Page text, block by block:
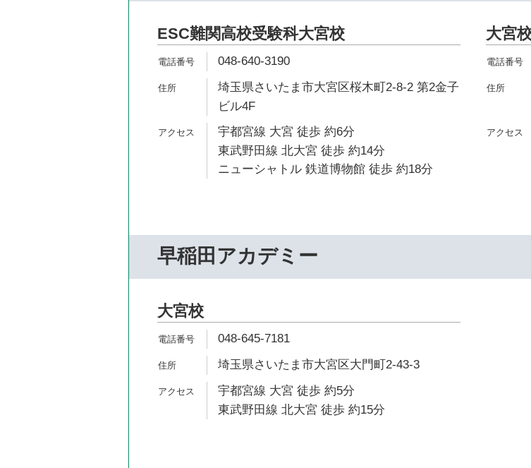
ESC難関高校受験科大宮校
048-640-3190
埼玉県さいたま市大宮区桜木町2-8-2 第2金子
ビル4F
宇都宮線 大宮 徒歩 約6分
東武野田線 北大宮 徒歩 約14分
ニューシャトル 鉄道博物館 徒歩 約18分
大宮
早稲田アカデミー
大宮校
048-645-7181
埼玉県さいたま市大宮区大門町2-43-3
宇都宮線 大宮 徒歩 約5分
東武野田線 北大宮 徒歩 約15分